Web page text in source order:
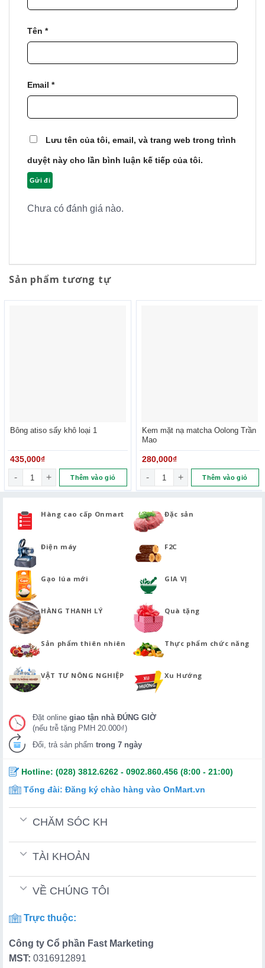
Tên *
Email *
Lưu tên của tôi, email, và trang web trong trình
duyệt này cho lần bình luận kế tiếp của tôi.
Chưa có đánh giá nào.
Sản phẩm tương tự
Bông atiso sấy khô loại 1
435,000₫
Bông atiso sấy khô loại 1 số lượng
Thêm vào giỏ
Kem mặt nạ matcha Oolong Trần
Mao
280,000₫
Kem mặt nạ matcha Oolong
Thêm vào giỏ
Hàng cao cấp Onmart Đặc sản
Điện máy F2C
Gạo lúa mới GIA VỊ
HÀNG THANH LÝ Quà tặng
Sản phẩm thiên nhiên Thực phẩm chức năng
VẬT TƯ NÔNG NGHIỆP Xu Hướng
Đặt online giao tận nhà ĐÚNG GIỜ
(nếu trễ tặng PMH 20.000₫)
Đổi, trả sản phẩm trong 7 ngày
Hotline: (028) 3812.6262 - 0902.860.456 (8:00 - 21:00)
Tổng đài: Đăng ký chào hàng vào OnMart.vn
CHĂM SÓC KH
TÀI KHOẢN
VỀ CHÚNG TÔI
Trực thuộc:
Công ty Cổ phần Fast Marketing
MST: 0316912891